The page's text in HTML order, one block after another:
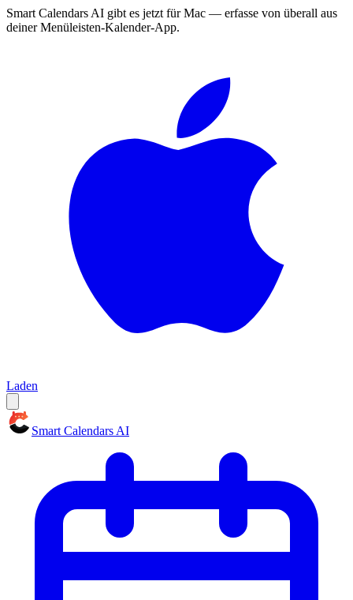
Smart Calendars AI gibt es jetzt für Mac — erfasse von überall aus
deiner Menüleisten-Kalender-App.
Laden
Smart Calendars AI